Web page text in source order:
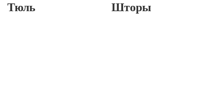
Тюль Шторы